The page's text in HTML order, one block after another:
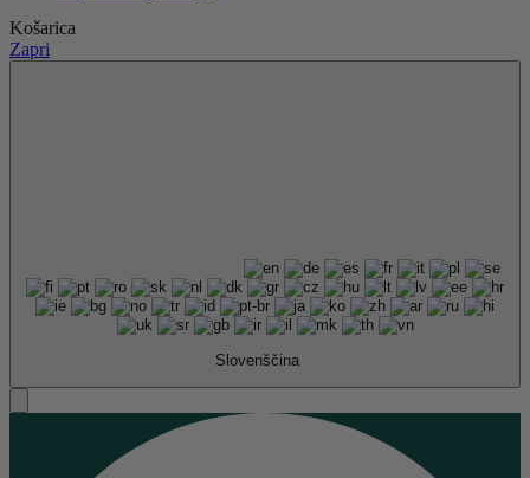
Košarica
Zapri
Slovenščina